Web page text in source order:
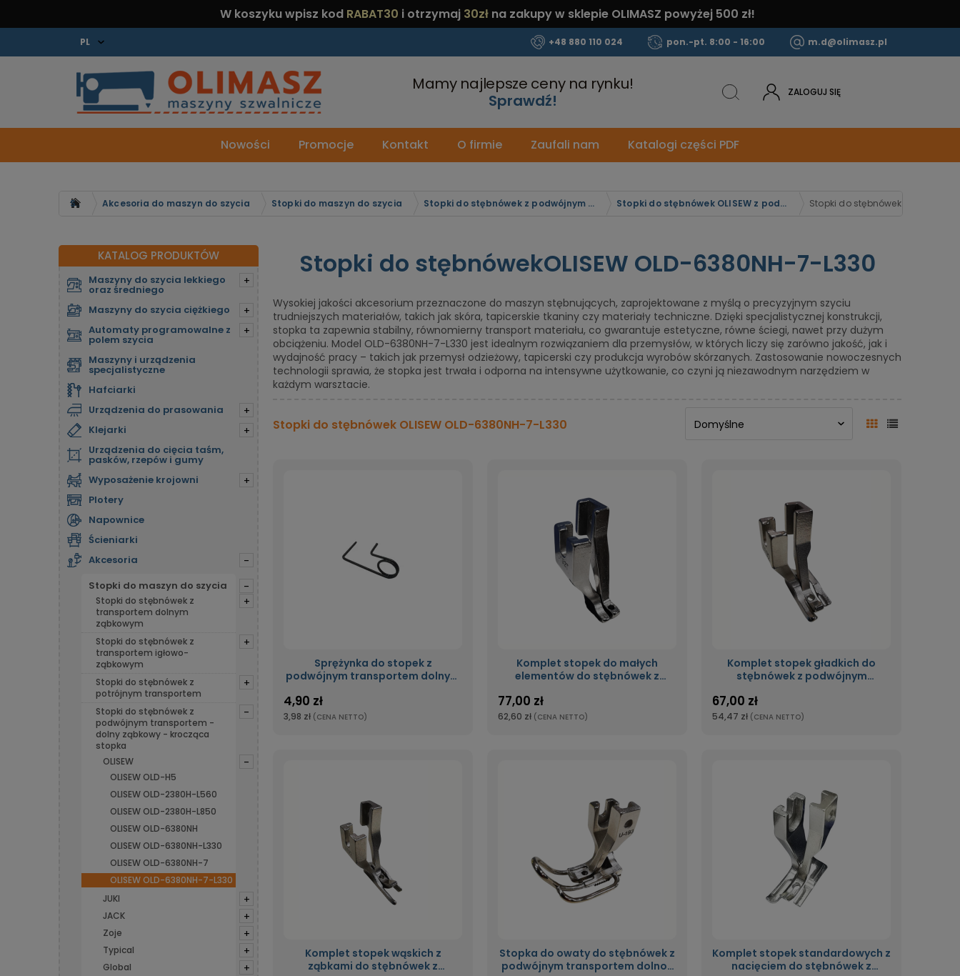
W koszyku wpisz kod RABAT30 i otrzymaj 30złna zakupy w sklepie OLIMASZ powyżej 500 zł!
+48 880 110 024 pon.-pt. 8:00 - 16:00 m.d@olimasz.pl
Mamy najlepsze ceny na rynku!
Sprawdź! ZALOGUJ SIĘ
Nowości Promocje Kontakt O firmie Zaufali nam Katalogi części PDF
Strona główna Akcesoria do maszyn do szycia Stopki do maszyn do szycia Stopki do stębnówek z podwójnym transportem - dolny ząbkowy - krocząca stopka Stopki do stębnówek OLISEW z podwójnym transportem dolnym ząbkowym i kroczącą stopką Stopki do stębnówek OLISEW
KATALOG PRODUKTÓW
+
Maszyny do szycia lekkiego
oraz średniego
+
Maszyny do szycia ciężkiego
+
Automaty programowalne z
polem szycia
Maszyny i urządzenia
specjalistyczne
Hafciarki
+
Urządzenia do prasowania
+
Klejarki
Urządzenia do cięcia taśm,
pasków, rzepów i gumy
+
Wyposażenie krojowni
Plotery
Napownice
Ścieniarki
-
Akcesoria
-
Stopki do maszyn do szycia
+
Stopki do stębnówek z
transportem dolnym
ząbkowym
+
Stopki do stębnówek z
transportem igłowo-
ząbkowym
+
Stopki do stębnówek z
potrójnym transportem
-
Stopki do stębnówek z
podwójnym transportem -
dolny ząbkowy - krocząca
stopka
-
OLISEW
OLISEW OLD-H5
OLISEW OLD-2380H-L560
OLISEW OLD-2380H-L850
OLISEW OLD-6380NH
OLISEW OLD-6380NH-L330
OLISEW OLD-6380NH-7
OLISEW OLD-6380NH-7-L330
+
JUKI
+
JACK
+
Zoje
+
Typical
+
Global
Stopki do stębnówekOLISEW OLD-6380NH-7-L330
Wysokiej jakości akcesorium przeznaczone do maszyn stębnujących, zaprojektowane z myślą o precyzyjnym szyciu
trudniejszych materiałów, takich jak skóra, tapicerskie tkaniny czy materiały techniczne. Dzięki specjalistycznej konstrukcji,
stopka ta zapewnia stabilny, równomierny transport materiału, co gwarantuje estetyczne, równe ściegi, nawet przy dużym
obciążeniu. Model OLD-6380NH-7-L330 jest idealnym rozwiązaniem dla przemysłów, w których liczy się zarówno jakość, jak i
wydajność pracy – takich jak przemysł odzieżowy, tapicerski czy produkcja wyrobów skórzanych. Zastosowanie nowoczesnych
technologii sprawia, że stopka jest trwała i odporna na intensywne użytkowanie, co czyni ją niezawodnym narzędziem w
każdym warsztacie.
Stopki do stębnówek OLISEW OLD-6380NH-7-L330
Sprężynka do stopek z
podwójnym transportem dolnym
4,90 zł
3,98 zł (CENA NETTO)
Komplet stopek do małych
elementów do stębnówek z
ząbkowym, krocząca stopka
77,00 zł
62,60 zł (CENA NETTO)
Komplet stopek gładkich do
stębnówek z podwójnym
krocząca stopka
67,00 zł
54,47 zł (CENA NETTO)
Komplet stopek wąskich z
ząbkami do stębnówek z
Stopka do owaty do stębnówek z
podwójnym transportem dolno-
Komplet stopek standardowych z
nacięciem do stębnówek z